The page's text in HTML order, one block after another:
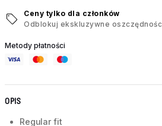
Ceny tylko dla członków
Odblokuj ekskluzywne
Metody płatności
OPIS
Regular fit